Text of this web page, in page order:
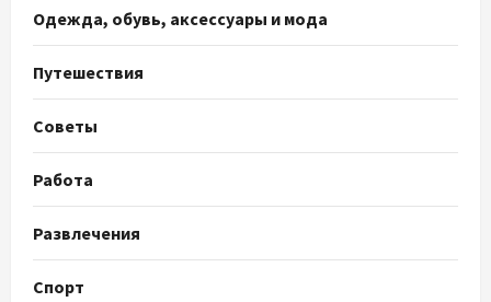
Одежда, обувь, аксессуары и мода
Путешествия
Советы
Работа
Развлечения
Спорт